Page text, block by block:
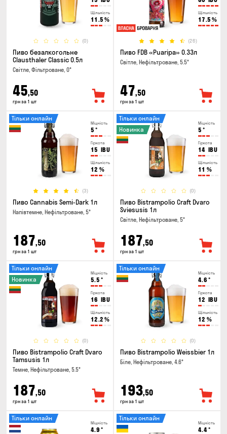
Щільність
11.5 %
(0)
Пиво безалкогольне
Clausthaler Classic 0.5л
Світле, Фільтроване, 0°
45,50
грн за 1 шт
Щільність
17.5 %
(26)
Пиво FDB «Puaripa» 0.33л
Світле, Нефільтроване, 5.5°
47,50
грн за 1 шт
Міцність
5 °
Гіркота
15 IBU
Щільність
12 %
(3)
Тільки онлайн
Пиво Cannabis Semi-Dark 1л
Напівтемне, Нефільтроване, 5°
187,50
грн за 1 шт
Міцність
5 °
Гіркота
14 IBU
Щільність
11 %
(0)
Тільки онлайн
Новинка
Пиво Bistrampolio Craft Dvaro
Sviesusis 1л
Світле, Нефільтроване, 5°
187,50
грн за 1 шт
Міцність
5.5 °
Гіркота
16 IBU
Щільність
12.2 %
(0)
Тільки онлайн
Новинка
Пиво Bistrampolio Craft Dvaro
Tamsusis 1л
Темне, Нефільтроване, 5.5°
187,50
грн за 1 шт
Міцність
4.6 °
Гіркота
12 IBU
Щільність
12 %
(0)
Тільки онлайн
Пиво Bistrampolio Weissbier 1л
Біле, Нефільтроване, 4.6°
193,50
грн за 1 шт
Міцність
4.9 °
Тільки онлайн
Міцність
4.4°
Тільки онлайн